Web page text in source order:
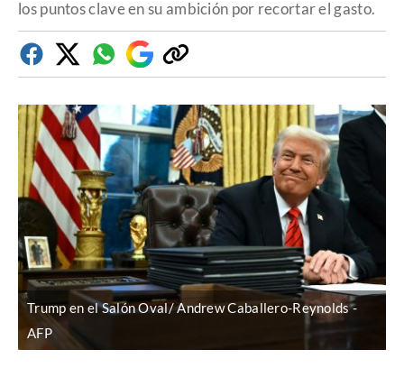
los puntos clave en su ambición por recortar el gasto.
FacebookTwitterWhatsapp
Google
Discover
Copiar
enlace
Trump en el Salón Oval/ Andrew Caballero-Reynolds
AFP